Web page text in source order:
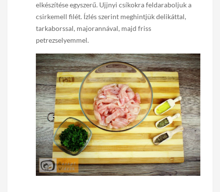
elkészítése egyszerű. Ujjnyi csíkokra feldaraboljuk a
csirkemell filét. Ízlés szerint meghintjük delikáttal,
tarkaborssal, majorannával, majd friss
petrezselyemmel.